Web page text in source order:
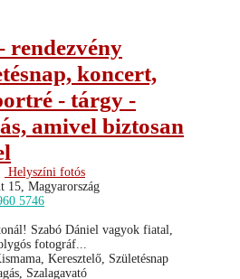
rendezvény
koncert,
- tárgy -
amivel biztosan
Helyszíni fotós
15, Magyarország
5746
Szabó Dániel vagyok fiatal,
fotográf...
Keresztelő, Születésnap
Szalagavató